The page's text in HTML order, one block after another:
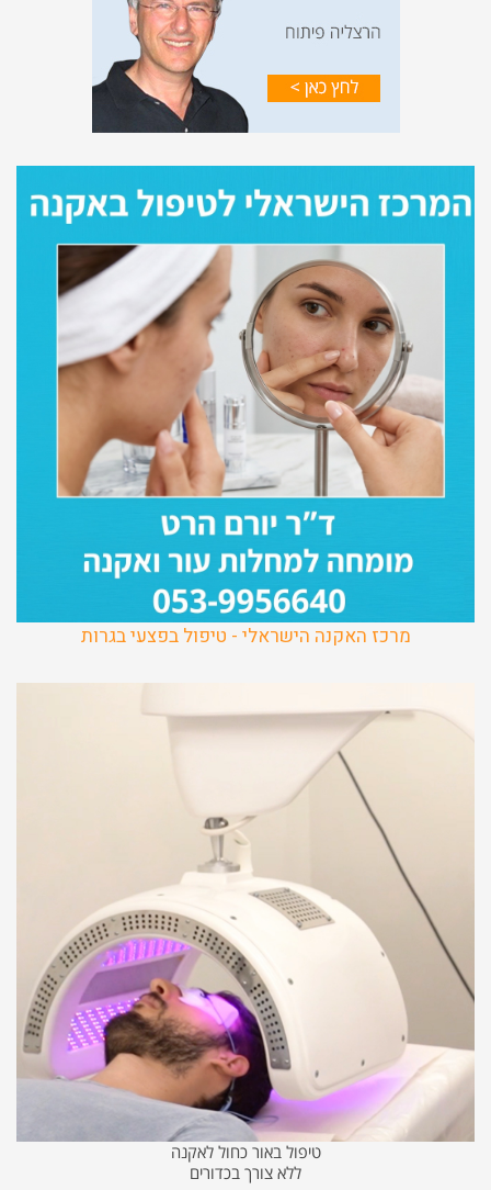
מרכז האקנה הישראלי - טיפול בפצעי בגרות
טיפול באור כחול לאקנה
ללא צורך בכדורים